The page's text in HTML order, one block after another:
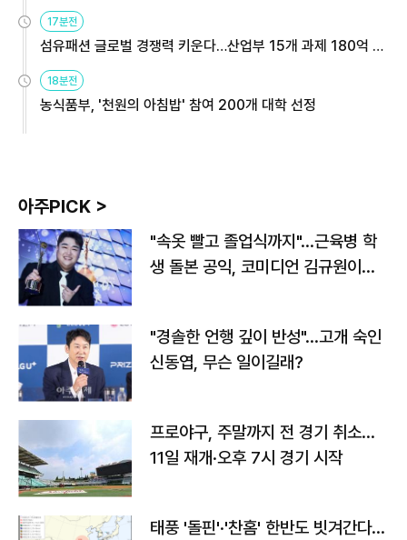
17분전
섬유패션 글로벌 경쟁력 키운다…산업부 15개 과제 180억 지
18분전
농식품부, '천원의 아침밥' 참여 200개 대학 선정
아주PICK >
"속옷 빨고 졸업식까지"…근육병 학
생 돌본 공익, 코미디언 김규원이었
"경솔한 언행 깊이 반성"…고개 숙인
신동엽, 무슨 일이길래?
프로야구, 주말까지 전 경기 취소…
11일 재개·오후 7시 경기 시작
태풍 '돌핀'·'찬홈' 한반도 빗겨간다…